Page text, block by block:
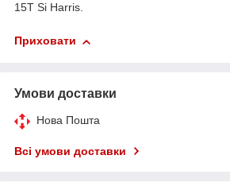
15T Si Harris.
Приховати
Умови доставки
Нова Пошта
Всі умови доставки